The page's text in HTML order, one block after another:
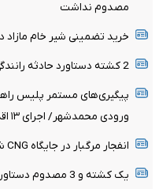
مصدوم نداشت
خرید تضمینی شیر خام مازاد
2 کشته دستاورد حادثه رانندگی در سراب عباس‌آباد شهرستان شازند
پیگیری‌های مستمر پلیس
ورودی محمدشهر/ اجرای ۱۳ اقدام ترافیکی در دو سال گذشته
انفجار مرگبار در جایگاه CNG شهرک صنعتی صحنه